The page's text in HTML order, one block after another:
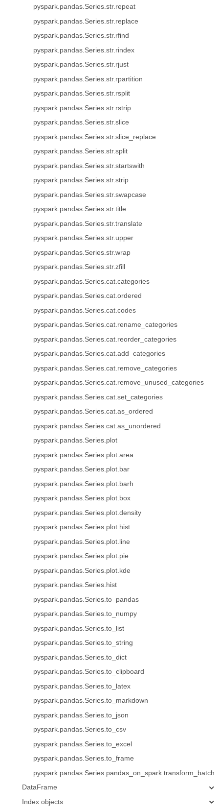
pyspark.pandas.Series.str.repeat
pyspark.pandas.Series.str.replace
pyspark.pandas.Series.str.rfind
pyspark.pandas.Series.str.rindex
pyspark.pandas.Series.str.rjust
pyspark.pandas.Series.str.rpartition
pyspark.pandas.Series.str.rsplit
pyspark.pandas.Series.str.rstrip
pyspark.pandas.Series.str.slice
pyspark.pandas.Series.str.slice_replace
pyspark.pandas.Series.str.split
pyspark.pandas.Series.str.startswith
pyspark.pandas.Series.str.strip
pyspark.pandas.Series.str.swapcase
pyspark.pandas.Series.str.title
pyspark.pandas.Series.str.translate
pyspark.pandas.Series.str.upper
pyspark.pandas.Series.str.wrap
pyspark.pandas.Series.str.zfill
pyspark.pandas.Series.cat.categories
pyspark.pandas.Series.cat.ordered
pyspark.pandas.Series.cat.codes
pyspark.pandas.Series.cat.rename_categories
pyspark.pandas.Series.cat.reorder_categories
pyspark.pandas.Series.cat.add_categories
pyspark.pandas.Series.cat.remove_categories
pyspark.pandas.Series.cat.remove_unused_categories
pyspark.pandas.Series.cat.set_categories
pyspark.pandas.Series.cat.as_ordered
pyspark.pandas.Series.cat.as_unordered
pyspark.pandas.Series.plot
pyspark.pandas.Series.plot.area
pyspark.pandas.Series.plot.bar
pyspark.pandas.Series.plot.barh
pyspark.pandas.Series.plot.box
pyspark.pandas.Series.plot.density
pyspark.pandas.Series.plot.hist
pyspark.pandas.Series.plot.line
pyspark.pandas.Series.plot.pie
pyspark.pandas.Series.plot.kde
pyspark.pandas.Series.hist
pyspark.pandas.Series.to_pandas
pyspark.pandas.Series.to_numpy
pyspark.pandas.Series.to_list
pyspark.pandas.Series.to_string
pyspark.pandas.Series.to_dict
pyspark.pandas.Series.to_clipboard
pyspark.pandas.Series.to_latex
pyspark.pandas.Series.to_markdown
pyspark.pandas.Series.to_json
pyspark.pandas.Series.to_csv
pyspark.pandas.Series.to_excel
pyspark.pandas.Series.to_frame
pyspark.pandas.Series.pandas_on_spark.transform_batch
DataFrame
Index objects